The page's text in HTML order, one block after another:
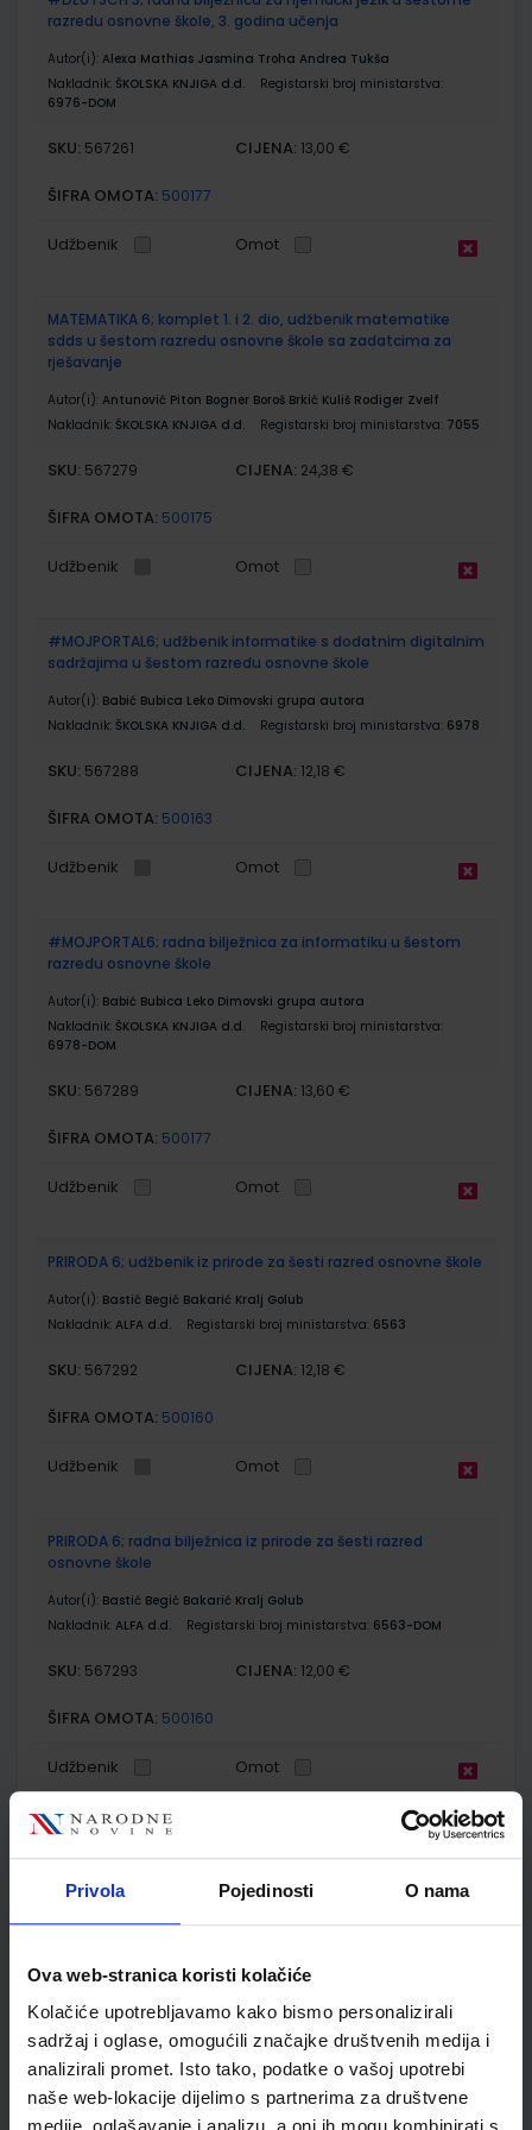
Privola Pojedinosti O nama
Ova web-stranica koristi kolačiće
Kolačiće upotrebljavamo kako bismo personalizirali
sadržaj i oglase, omogućili značajke društvenih medija i
analizirali promet. Isto tako, podatke o vašoj upotrebi
naše web-lokacije dijelimo s partnerima za društvene
razredu osnovne škole, 3. godina učenja
Autor(i): Alexa Mathias Jasmina Troha Andrea Tukša
Nakladnik: ŠKOLSKA KNJIGA d.d.
Registarski broj ministarstva:
6976-DOM
SKU: 567261 CIJENA: 13,00 €
ŠIFRA OMOTA: 500177
Udžbenik Omot
MATEMATIKA 6; komplet 1. i 2. dio, udžbenik matematike
sdds u šestom razredu osnovne škole sa zadatcima za
rješavanje
Autor(i): Antunović Piton Bogner Boroš Brkić Kuliš Rodiger Zvelf
Nakladnik: ŠKOLSKA KNJIGA d.d. Registarski broj ministarstva: 7055
SKU: 567279 CIJENA: 24,38 €
ŠIFRA OMOTA: 500175
Udžbenik Omot
#MOJPORTAL6; udžbenik informatike s dodatnim digitalnim
sadržajima u šestom razredu osnovne škole
Autor(i): Babić Bubica Leko Dimovski grupa autora
Nakladnik: ŠKOLSKA KNJIGA d.d. Registarski broj ministarstva: 6978
SKU: 567288 CIJENA: 12,18 €
ŠIFRA OMOTA: 500163
Udžbenik Omot
#MOJPORTAL6; radna bilježnica za informatiku u šestom
razredu osnovne škole
Autor(i): Babić Bubica Leko Dimovski grupa autora
Nakladnik: ŠKOLSKA KNJIGA d.d.
Registarski broj ministarstva:
6978-DOM
SKU: 567289 CIJENA: 13,60 €
ŠIFRA OMOTA: 500177
Udžbenik Omot
PRIRODA 6; udžbenik iz prirode za šesti razred osnovne škole
Autor(i): Bastić Begić Bakarić Kralj Golub
Nakladnik: ALFA d.d. Registarski broj ministarstva: 6563
SKU: 567292 CIJENA: 12,18 €
ŠIFRA OMOTA: 500160
Udžbenik Omot
PRIRODA 6; radna bilježnica iz prirode za šesti razred
osnovne škole
Autor(i): Bastić Begić Bakarić Kralj Golub
Nakladnik: ALFA d.d. Registarski broj ministarstva: 6563-DOM
SKU: 567293 CIJENA: 12,00 €
ŠIFRA OMOTA: 500160
Udžbenik Omot
GEA 2; udžbenik geografije s dodatnim digitalnim
sadržajima u šestom razredu osnovne škole
Autor(i):Orešić Tišma Vuk Bujan Kralj
Nakladnik:ŠKOLSKA KNJIGA d.d.
SKU:567302 CIJENA:12,18 €
ŠIFRA OMOTA: 500175
Udžbenik Omot